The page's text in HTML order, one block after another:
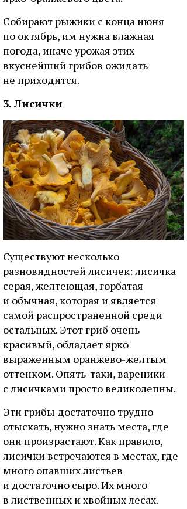
Собирают рыжики с конца июня
по октябрь, им нужна влажная
погода, иначе урожая этих
вкуснейший грибов ожидать
не приходится.
3. Лисички
Существуют несколько
разновидностей лисичек: лисичка
серая, желтеющая, горбатая
и обычная, которая и является
самой распространенной среди
остальных. Этот гриб очень
красивый, обладает ярко
выраженным оранжево-желтым
оттенком. Опять-таки, вареники
с лисичками просто великолепны.
Эти грибы достаточно трудно
отыскать, нужно знать места, где
они произрастают. Как правило,
лисички встречаются в местах, где
много опавших листьев
и достаточно сыро. Их много
в лиственных и хвойных лесах.